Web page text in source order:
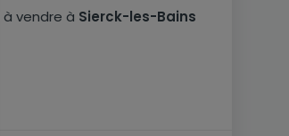
à vendre à Sierck-les-Bains